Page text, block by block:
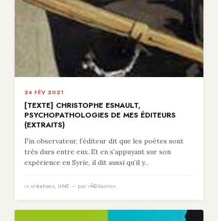
24 FÉV 2021
[TEXTE] CHRISTOPHE ESNAULT,
PSYCHOPATHOLOGIES DE MES ÉDITEURS
(EXTRAITS)
Fin observateur, l’éditeur dit que les poètes sont
très durs entre eux. Et en s’appuyant sur son
expérience en Syrie, il dit aussi qu’il y...
in créations, UNE — par rÃ©daction